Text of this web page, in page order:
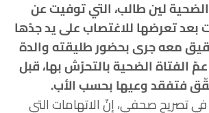
لين طالب، التي توفيت عن
تعرضها للاغتصاب على يد جدّها
معه جرى بحضور طليقته والدة
الفتاة الضحية بالتحرّش بها، قبل
فتفقد وعيها بحسب الأب.
تصريح صحفي، إنّ الاتهامات التي